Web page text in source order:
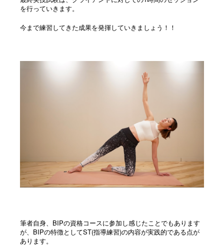
を行っていきます。
今まで練習してきた成果を発揮していきましょう！！
筆者自身、BIPの資格コースに参加し感じたことでもあります
が、 BIPの特徴としてST(指導練習)の内容が実践的である点が
あります。